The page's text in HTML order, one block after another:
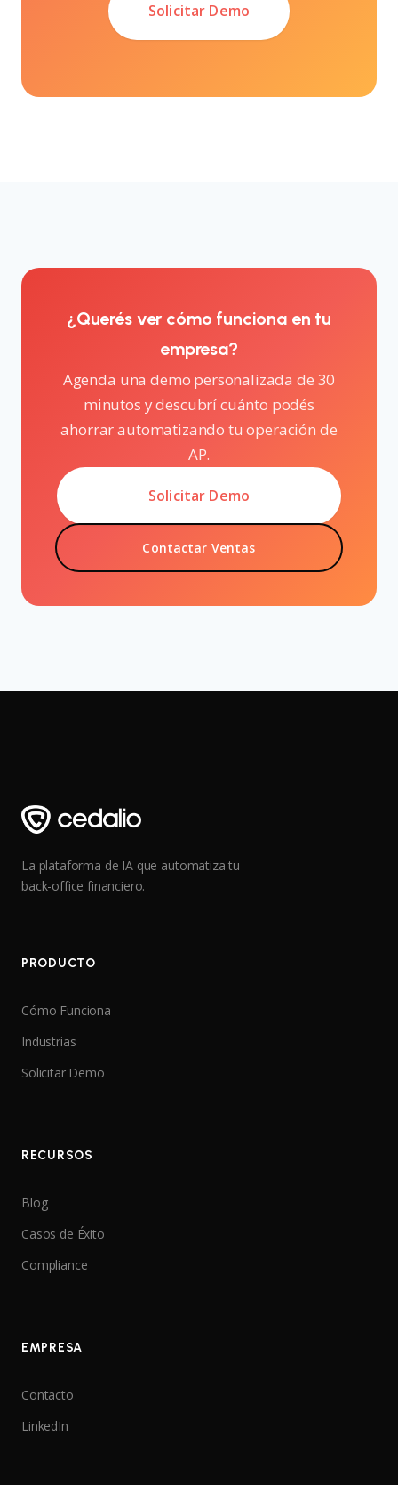
Solicitar Demo
¿Querés ver cómo funciona en tu
empresa?
Agenda una demo personalizada de 30
minutos y descubrí cuánto podés
ahorrar automatizando tu operación de
AP.
Solicitar Demo
Contactar Ventas
La plataforma de IA que automatiza tu
back-office financiero.
PRODUCTO
Cómo Funciona
Industrias
Solicitar Demo
RECURSOS
Blog
Casos de Éxito
Compliance
EMPRESA
Contacto
LinkedIn